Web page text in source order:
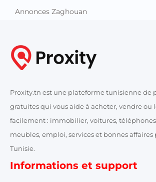
Annonces Zaghouan
Proxity.tn est une plateforme tunisienne de
gratuites qui vous aide à acheter, vendre ou
facilement : immobilier, voitures,
meubles, emploi, services et bonnes affaires
Tunisie.
Informations et support